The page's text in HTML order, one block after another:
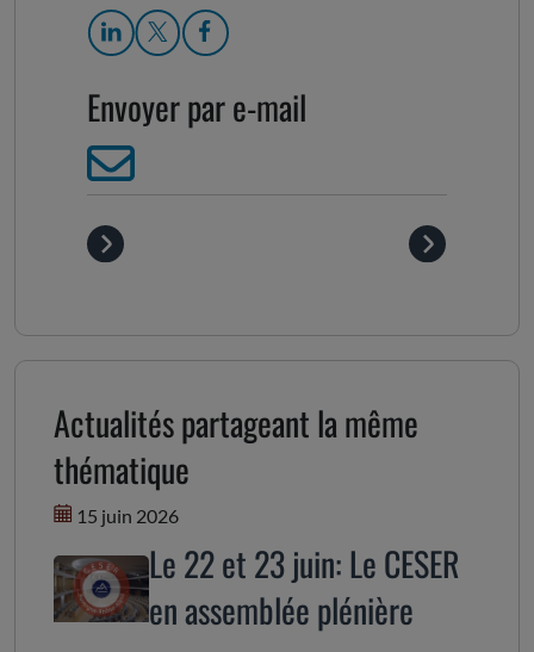
Envoyer par e-mail
Actualités partageant la même
thématique
15 juin 2026
Le 22 et 23 juin: Le CESER
en assemblée plénière